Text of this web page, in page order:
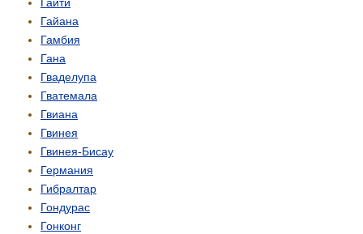
Гаити
Гайана
Гамбия
Гана
Гваделупа
Гватемала
Гвиана
Гвинея
Гвинея-Бисау
Германия
Гибралтар
Гондурас
Гонконг